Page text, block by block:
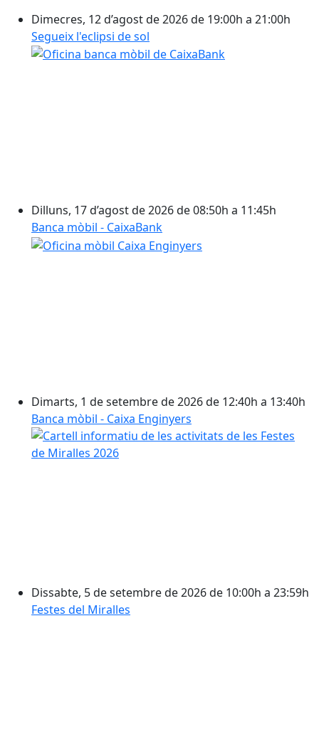
Dimecres, 12 d’agost de 2026 de 19:00h a 21:00h
Segueix l'eclipsi de sol
Dilluns, 17 d’agost de 2026 de 08:50h a 11:45h
Banca mòbil - CaixaBank
Dimarts, 1 de setembre de 2026 de 12:40h a 13:40h
Banca mòbil - Caixa Enginyers
Dissabte, 5 de setembre de 2026 de 10:00h a 23:59h
Festes del Miralles